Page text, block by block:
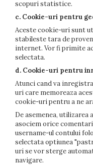
scopuri statistice.
c. Cookie-uri pentru
Aceste cookie-uri sunt
stabileste tara de
internet. Vor fi primite
selectata.
d. Cookie-uri pentru
Atunci cand va
uri care memoreaza
cookie-uri pentru a ne
De asemenea,
asociem orice
username-ul contului
selectata optiunea
uri se vor sterge
navigare.